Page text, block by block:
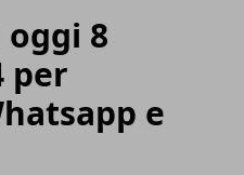
8
per
e